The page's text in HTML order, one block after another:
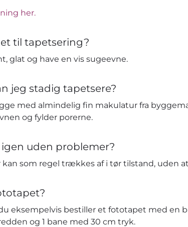
her.
til tapetsering?
glat og have en vis sugeevne.
jeg stadig tapetsere?
med almindelig fin makulatur fra
og fylder porerne.
uden problemer?
som regel trækkes af i tør tilstand, uden
eksempelvis bestiller et fototapet med en
og 1 bane med 30 cm tryk.